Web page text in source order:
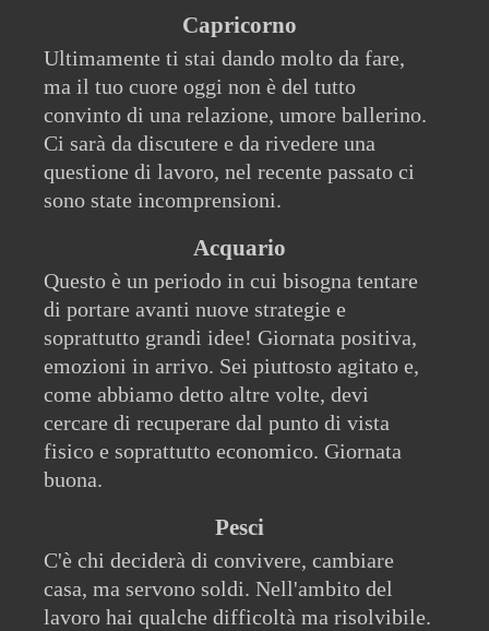
Capricorno
Ultimamente ti stai dando molto da fare,
ma il tuo cuore oggi non è del tutto
convinto di una relazione, umore ballerino.
Ci sarà da discutere e da rivedere una
questione di lavoro, nel recente passato ci
sono state incomprensioni.
Acquario
Questo è un periodo in cui bisogna tentare
di portare avanti nuove strategie e
soprattutto grandi idee! Giornata positiva,
emozioni in arrivo. Sei piuttosto agitato e,
come abbiamo detto altre volte, devi
cercare di recuperare dal punto di vista
fisico e soprattutto economico. Giornata
buona.
Pesci
C'è chi deciderà di convivere, cambiare
casa, ma servono soldi. Nell'ambito del
lavoro hai qualche difficoltà ma risolvibile.